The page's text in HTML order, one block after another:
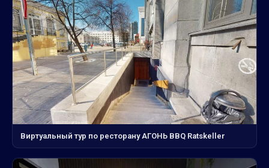
Виртуальный тур по ресторану АГОНЬ BBQ Ratskeller